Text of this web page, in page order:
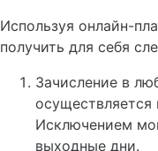
Используя онлайн-
получить для себя
Зачисление в
осуществляется
Исключением
выходные дни.